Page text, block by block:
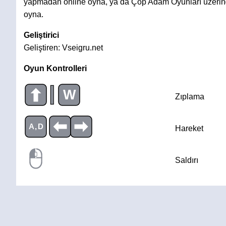
yapmadan online oyna, ya da Çöp Adam Oyunları
oyna.
Geliştirici
Geliştiren: Vseigru.net
Oyun Kontrolleri
| W Zıplama
A,D Hareket
Saldırı